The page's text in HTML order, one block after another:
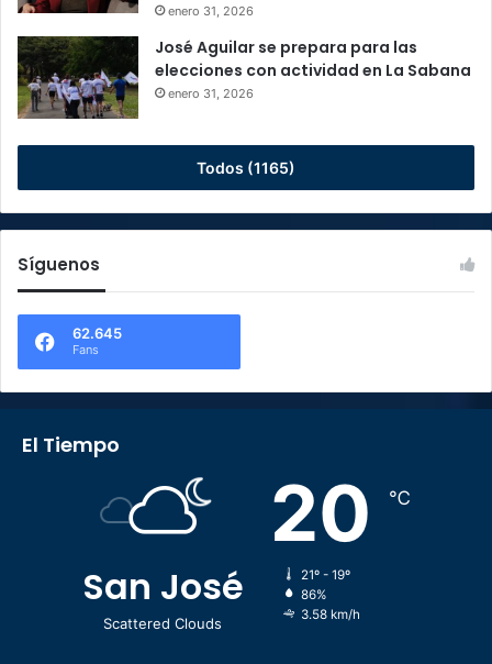
enero 31, 2026
José Aguilar se prepara para las
elecciones con actividad en La Sabana
enero 31, 2026
Todos (1165)
Síguenos
62.645
Fans
El Tiempo
San José
Scattered Clouds
20 ℃
21º - 19º
86%
3.58 km/h